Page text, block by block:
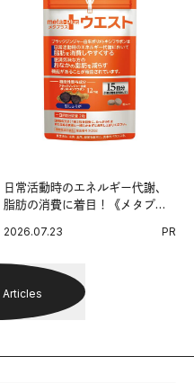
日常活動時のエネルギー代謝、
脂肪の消費に着目！《メタプラ
習慣。
2026.07.23 PR